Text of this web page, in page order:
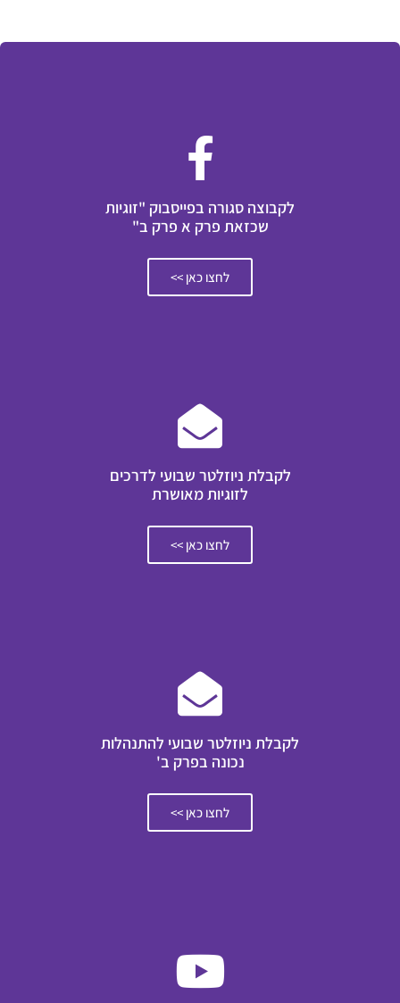
לקבוצה סגורה בפייסבוק "זוגיות
שכזאת פרק א פרק ב"
לחצו כאן >>
לקבלת ניוזלטר שבועי לדרכים
לזוגיות מאושרת
לחצו כאן >>
לקבלת ניוזלטר שבועי להתנהלות
נכונה בפרק ב'
לחצו כאן >>